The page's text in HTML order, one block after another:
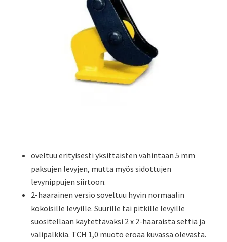
oveltuu erityisesti yksittäisten vähintään 5 mm
paksujen levyjen, mutta myös sidottujen
levynippujen siirtoon.
2-haarainen versio soveltuu hyvin normaalin
kokoisille levyille. Suurille tai pitkille levyille
suositellaan käytettäväksi 2 x 2-haaraista settiä ja
välipalkkia. TCH 1,0 muoto eroaa kuvassa olevasta.